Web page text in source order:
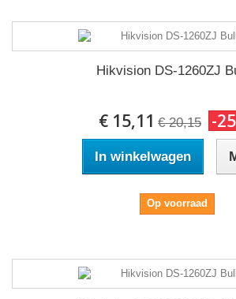
Hikvision DS-1260ZJ
€ 15,11 € 20,15 -
In winkelwagen
Op voorraad